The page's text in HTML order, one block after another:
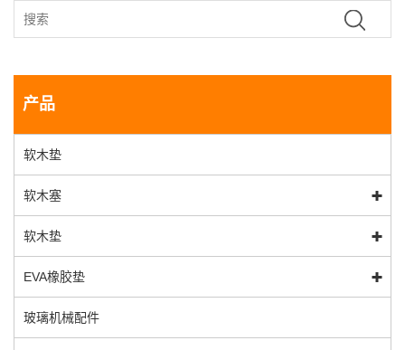
产品
软木垫
软木塞
软木垫
EVA橡胶垫
玻璃机械配件